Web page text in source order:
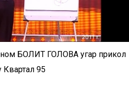
БОЛИТ ГОЛОВА угар прикол
95